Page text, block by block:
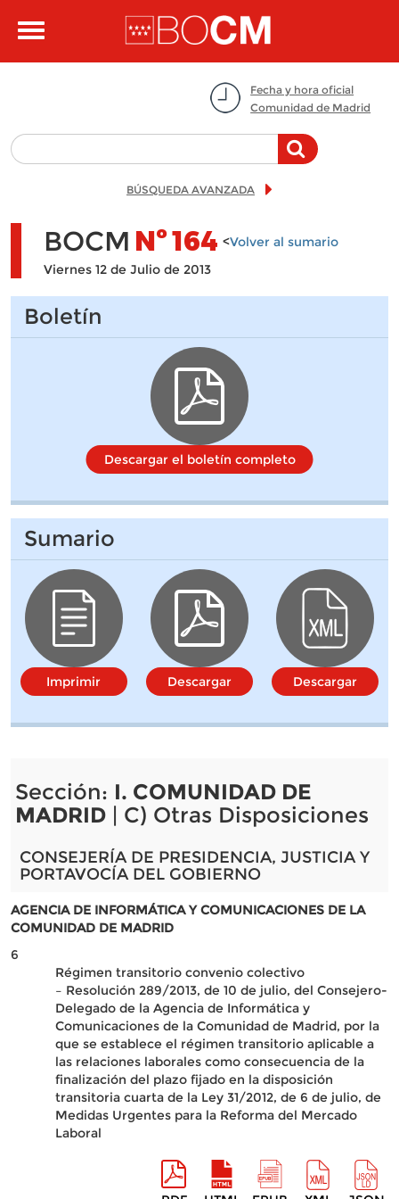
Toggle
Fecha y hora oficial
Comunidad de Madrid
BÚSQUEDA AVANZADA
BOCM Nº164 <Volver al sumario
Viernes 12 de Julio de 2013
Boletín
Descargar el boletín completo
Sumario
Imprimir Descargar Descargar
Sección: I. COMUNIDAD DE
MADRID| C) Otras Disposiciones
CONSEJERÍA DE PRESIDENCIA, JUSTICIA Y
PORTAVOCÍA DEL GOBIERNO
AGENCIA DE INFORMÁTICA Y COMUNICACIONES DE LA
COMUNIDAD DE MADRID
6
Régimen transitorio convenio colectivo
– Resolución 289/2013, de 10 de julio, del Consejero-
Delegado de la Agencia de Informática y
Comunicaciones de la Comunidad de Madrid, por la
que se establece el régimen transitorio aplicable a
las relaciones laborales como consecuencia de la
finalización del plazo fijado en la disposición
transitoria cuarta de la Ley 31/2012, de 6 de julio, de
Medidas Urgentes para la Reforma del Mercado
Laboral